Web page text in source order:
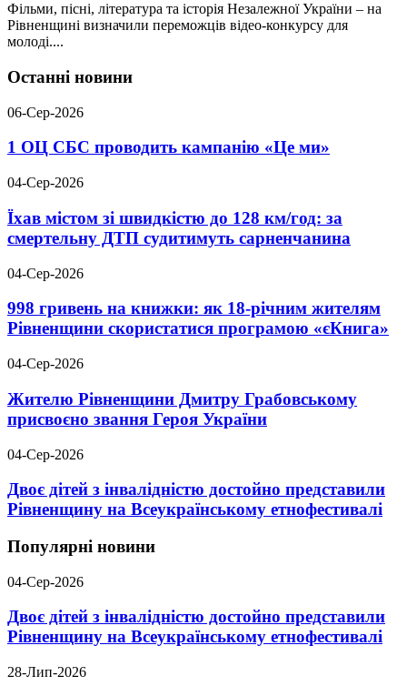
Фільми, пісні, література та історія Незалежної України – на
Рівненщині визначили переможців відео-конкурсу для
молоді....
Останні новини
06-Сер-2026
1 ОЦ СБС проводить кампанію «Це ми»
04-Сер-2026
Їхав містом зі швидкістю до 128 км/год: за
смертельну ДТП судитимуть сарненчанина
04-Сер-2026
998 гривень на книжки: як 18-річним жителям
Рівненщини скористатися програмою «єКнига»
04-Сер-2026
Жителю Рівненщини Дмитру Грабовському
присвоєно звання Героя України
04-Сер-2026
Двоє дітей з інвалідністю достойно представили
Рівненщину на Всеукраїнському етнофестивалі
Популярні новини
04-Сер-2026
Двоє дітей з інвалідністю достойно представили
Рівненщину на Всеукраїнському етнофестивалі
28-Лип-2026